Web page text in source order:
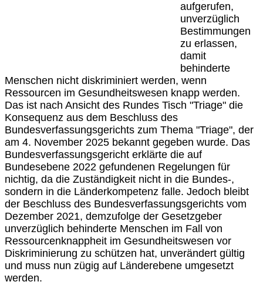
aufgerufen,
unverzüglich
Bestimmungen
zu erlassen,
damit
behinderte
Menschen nicht diskriminiert werden, wenn
Ressourcen im Gesundheitswesen knapp werden.
Das ist nach Ansicht des Rundes Tisch "Triage" die
Konsequenz aus dem Beschluss des
Bundesverfassungsgerichts zum Thema "Triage", der
am 4. November 2025 bekannt gegeben wurde. Das
Bundesverfassungsgericht erklärte die auf
Bundesebene 2022 gefundenen Regelungen für
nichtig, da die Zuständigkeit nicht in die Bundes-,
sondern in die Länderkompetenz falle. Jedoch bleibt
der Beschluss des Bundesverfassungsgerichts vom
Dezember 2021, demzufolge der Gesetzgeber
unverzüglich behinderte Menschen im Fall von
Ressourcenknappheit im Gesundheitswesen vor
Diskriminierung zu schützen hat, unverändert gültig
und muss nun zügig auf Länderebene umgesetzt
werden.